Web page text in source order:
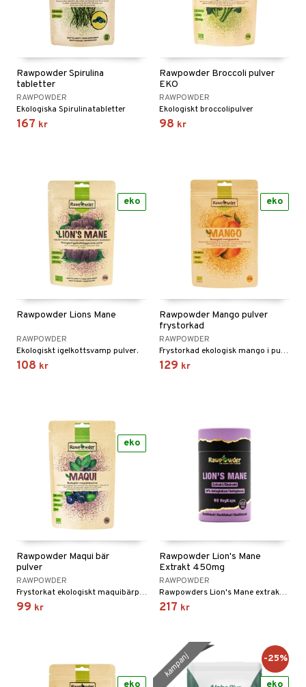
Rawpowder Spirulina
tabletter
RAWPOWDER
Ekologiska Spirulinatabletter
167 kr
Rawpowder Broccoli pulver
EKO
RAWPOWDER
Ekologiskt broccolipulver
98 kr
Rawpowder Lions Mane
RAWPOWDER
Ekologiskt igelkottsvamp pulver.
108 kr
eko
Rawpowder Mango pulver
frystorkad
RAWPOWDER
Frystorkad ekologisk mango i pulverform
129 kr
eko
Rawpowder Maqui bär
pulver
RAWPOWDER
Frystorkat ekologiskt maquibärpulver.
99 kr
eko
Rawpowder Lion's Mane
Extrakt 450mg
RAWPOWDER
Rawpowders Lion's Mane extrakt, från igelkottaggsvampen, innehåller 30% betaglukan.
217 kr
eko
kampanj -25%
eko